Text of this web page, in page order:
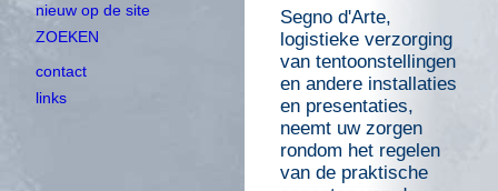
nieuw op de site
ZOEKEN
contact
links
Segno d'Arte,
logistieke verzorging
van tentoonstellingen
en andere installaties
en presentaties,
neemt uw zorgen
rondom het regelen
van de praktische